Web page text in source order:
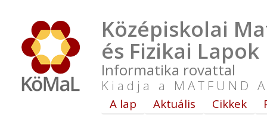
Középiskolai
és Fizikai Lapok
Informatika rovattal
Kiadja a MATFUND
A lap Aktuális Cikkek